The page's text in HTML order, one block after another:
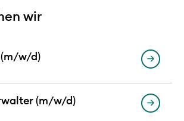
wir
w/d)
(m/w/d)